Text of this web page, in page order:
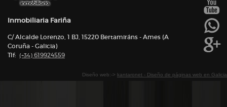
Inmobiliaria Fariña
C/ Alcalde Lorenzo, 1 BJ, 15220 Bertamiráns - Ames (A
Coruña - Galicia)
Tlf: (+34) 619924559
Diseño web:-> kantaronet - Diseño de páginas web en Galicia